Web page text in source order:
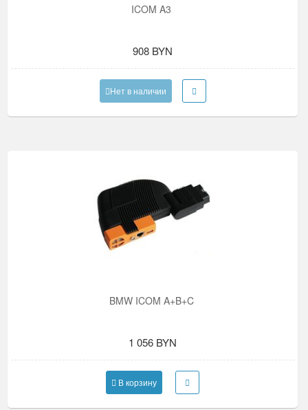
ICOM A3
908 BYN
Нет в наличии
BMW ICOM A+B+C
1 056 BYN
В корзину